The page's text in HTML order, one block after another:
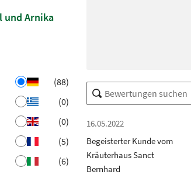
und Arnika
(88)
(0)
(0)
(5)
(6)
16.05.2022
Begeisterter Kunde vom
Kräuterhaus Sanct
Bernhard